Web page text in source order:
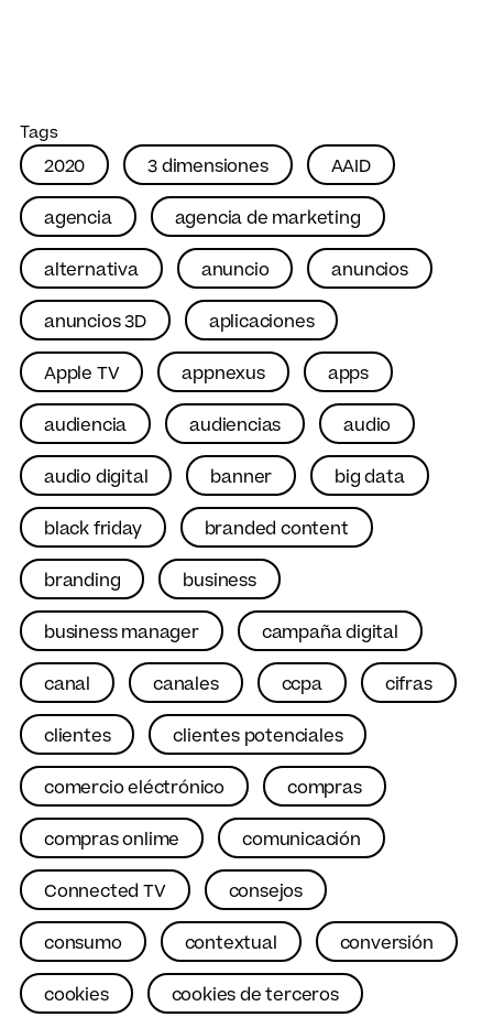
Tags
2020 3 dimensiones AAID
agencia agencia de marketing
alternativa anuncio anuncios
anuncios 3D aplicaciones
Apple TV appnexus apps
audiencia audiencias audio
audio digital banner big data
black friday branded content
branding business
business manager campaña digital
canal canales ccpa cifras
clientes clientes potenciales
comercio eléctrónico compras
compras onlime comunicación
Connected TV consejos
consumo contextual conversión
cookies cookies de terceros